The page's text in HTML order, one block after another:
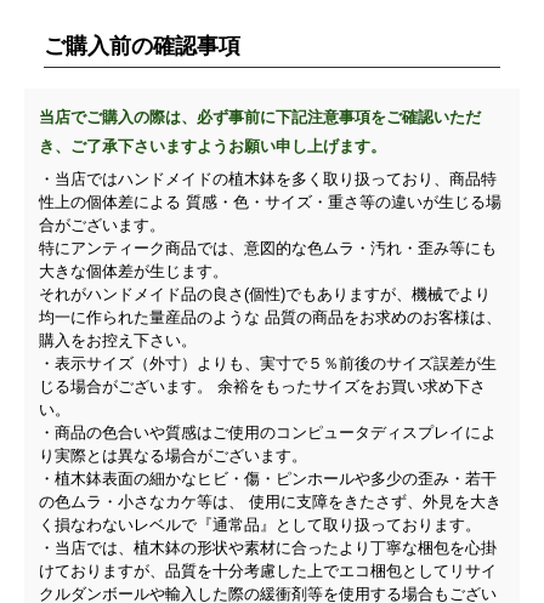
ご購入前の確認事項
当店でご購入の際は、必ず事前に下記注意事項をご確認いただ
き、ご了承下さいますようお願い申し上げます。
・当店ではハンドメイドの植木鉢を多く取り扱っており、商品特
性上の個体差による 質感・色・サイズ・重さ等の違いが生じる場
合がございます。
特にアンティーク商品では、意図的な色ムラ・汚れ・歪み等にも
大きな個体差が生じます。
それがハンドメイド品の良さ(個性)でもありますが、機械でより
均一に作られた量産品のような 品質の商品をお求めのお客様は、
購入をお控え下さい。
・表示サイズ（外寸）よりも、実寸で５％前後のサイズ誤差が生
じる場合がございます。 余裕をもったサイズをお買い求め下さ
い。
・商品の色合いや質感はご使用のコンピュータディスプレイによ
り実際とは異なる場合がございます。
・植木鉢表面の細かなヒビ・傷・ピンホールや多少の歪み・若干
の色ムラ・小さなカケ等は、 使用に支障をきたさず、外見を大き
く損なわないレベルで『通常品』として取り扱っております。
・当店では、植木鉢の形状や素材に合ったより丁寧な梱包を心掛
けておりますが、品質を十分考慮した上でエコ梱包としてリサイ
クルダンボールや輸入した際の緩衝剤等を使用する場合もござい